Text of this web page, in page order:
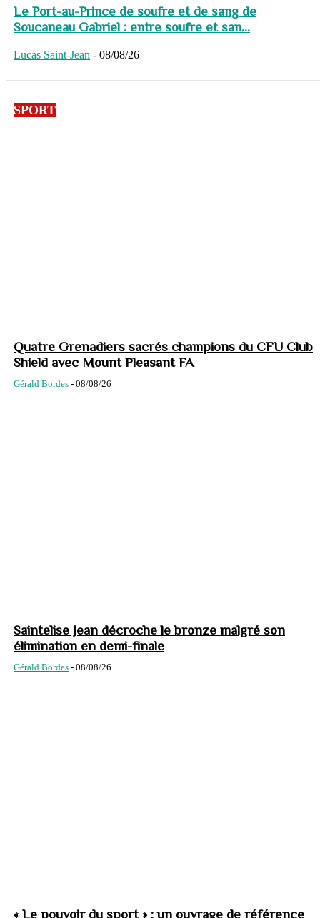
Le Port-au-Prince de soufre et de sang de
Soucaneau Gabriel : entre soufre et san...
Lucas Saint-Jean - 08/08/26
SPORT
Quatre Grenadiers sacrés champions du CFU Club
Shield avec Mount Pleasant FA
Gérald Bordes - 08/08/26
Saintelise Jean décroche le bronze malgré son
élimination en demi-finale
Gérald Bordes - 08/08/26
« Le pouvoir du sport » : un ouvrage de référence